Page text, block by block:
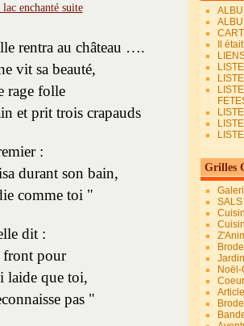
rentra au château ….
vit sa beauté,
rage folle
et prit trois crapauds
:
durant son bain,
comme toi "
dit :
front pour
laide que toi,
pas "
Il
Grilles